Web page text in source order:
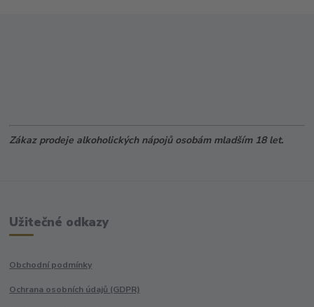
Zákaz prodeje alkoholických nápojů osobám mladším 18 let.
Užitečné odkazy
Obchodní podmínky
Ochrana osobních údajů (GDPR)